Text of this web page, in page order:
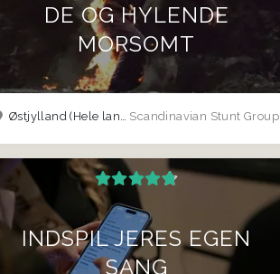
DE OG HYLENDE
MORSOMT
Scandinavian Stunt Group
Østjylland(Hele landet)
INDSPIL JERES EGEN
SANG